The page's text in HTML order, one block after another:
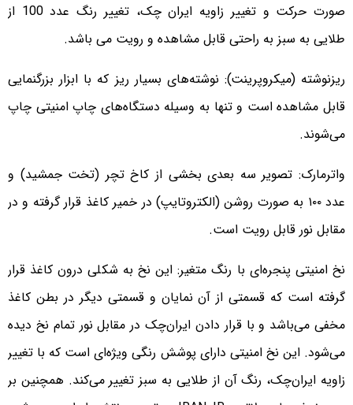
صورت حرکت و تغییر زاویه ایران چک، تغییر رنگ عدد 100 از
طلایی به سبز به راحتی قابل مشاهده و رویت می باشد.
ریزنوشته (میکروپرینت): نوشته‌های بسیار ریز که با ابزار بزرگنمایی
قابل مشاهده است و تنها به وسیله دستگاه‌های چاپ امنیتی چاپ
می‌شوند.
واترمارک: تصویر سه بعدی بخشی از کاخ تچر (تخت جمشید) و
عدد ۱۰۰ به صورت روشن (الکتروتایپ) در خمیر کاغذ قرار گرفته و در
مقابل نور قابل رویت است.
نخ امنیتی پنجره‌ای با رنگ متغیر: این نخ به شکلی درون کاغذ قرار
گرفته است که قسمتی از آن نمایان و قسمتی دیگر در بطن کاغذ
مخفی می‌باشد و با قرار دادن ایران‌چک در مقابل نور تمام نخ دیده
می‌شود. این نخ امنیتی دارای پوشش رنگی ویژه‌ای است که با تغییر
زاویه ایران‌چک، رنگ آن از طلایی به سبز تغییر می‌کند. همچنین بر